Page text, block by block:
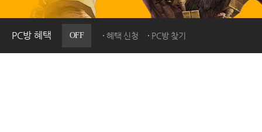
PC방 혜택 OFF 혜택 신청 PC방 찾기